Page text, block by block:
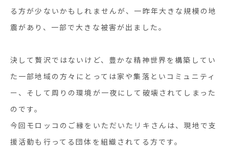
る方が少ないかもしれませんが、一昨年大きな規模の地
震があり、一部で大きな被害が出ました。
決して贅沢ではないけど、豊かな精神世界を構築してい
た一部地域の方々にとっては家や集落といコミュニティ
ー、そして周りの環境が一夜にして破壊されてしまった
のです。
今回モロッコのご縁をいただいたリキさんは、現地で支
援活動も行ってる団体を組織されてる方です。